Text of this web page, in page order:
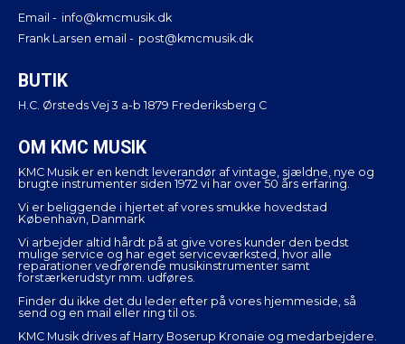
Email - info@kmcmusik.dk
Frank Larsen email - post@kmcmusik.dk
BUTIK
H.C. Ørsteds Vej 3 a-b 1879 Frederiksberg C
OM KMC MUSIK
KMC Musik er en kendt leverandør af vintage, sjældne, nye og
brugte instrumenter siden 1972 vi har over 50 års erfaring.
Vi er beliggende i hjertet af vores smukke hovedstad
København, Danmark
Vi arbejder altid hårdt på at give vores kunder den bedst
mulige service og har eget serviceværksted, hvor alle
reparationer vedrørende musikinstrumenter samt
forstærkerudstyr mm. udføres.
Finder du ikke det du leder efter på vores hjemmeside, så
send og en mail eller ring til os.
KMC Musik drives af Harry Boserup Kronaie og medarbejdere.